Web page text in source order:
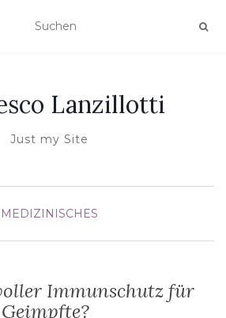
Lanzillotti
Just my Site
MEDIZINISCHES
Immunschutz für
Geimpfte?